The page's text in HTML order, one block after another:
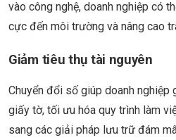
vào công nghệ, doanh nghiệp có
cực đến môi trường và nâng cao
Giảm tiêu thụ tài nguyên
Chuyển đổi số giúp doanh
giấy tờ, tối ưu hóa quy trình làm
sang các giải pháp lưu trữ đám